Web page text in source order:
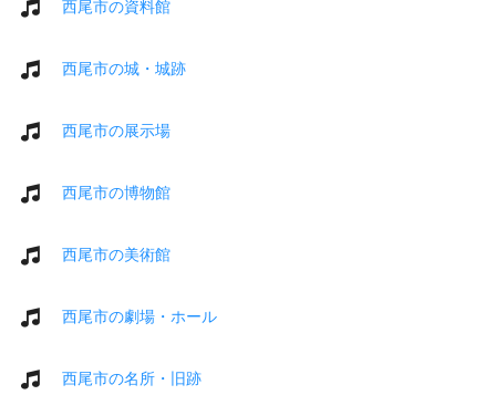
西尾市の資料館
西尾市の城・城跡
西尾市の展示場
西尾市の博物館
西尾市の美術館
西尾市の劇場・ホール
西尾市の名所・旧跡